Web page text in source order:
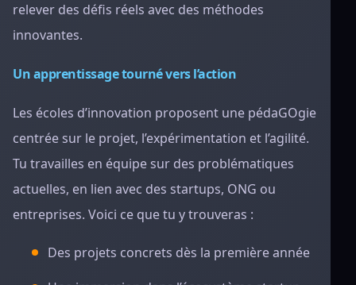
relever des défis réels avec des méthodes
innovantes.
Un apprentissage tourné vers l’action
Les écoles d’innovation proposent une pédaGOgie
centrée sur le projet, l’expérimentation et l’agilité.
Tu travailles en équipe sur des problématiques
actuelles, en lien avec des startups, ONG ou
entreprises. Voici ce que tu y trouveras :
Des projets concrets dès la première année